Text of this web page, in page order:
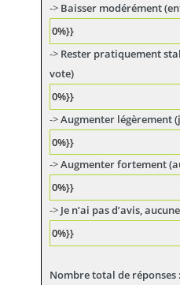
Baisser modérément
0%}}
Rester pratiquement
vote)
0%}}
Augmenter légèrement
0%}}
Augmenter fortement
0%}}
Je n’ai pas d’avis,
0%}}
Nombre total de réponses